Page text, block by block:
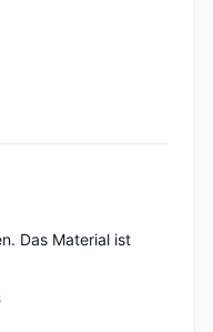
Das Material ist